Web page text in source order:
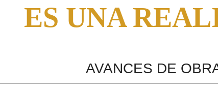
ES UNA
AVANCES DE